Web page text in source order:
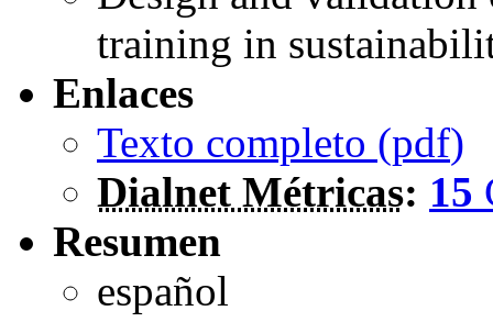
training in
Enlaces
Texto completo (pdf)
Dialnet Métricas: 15
Resumen
español